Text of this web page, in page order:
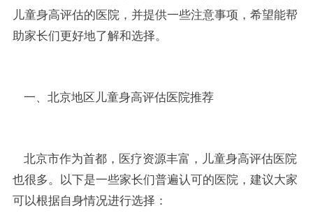
儿童身高评估的医院，并提供一些注意事项，希望能帮
助家长们更好地了解和选择。
一、北京地区儿童身高评估医院推荐
北京市作为首都，医疗资源丰富，儿童身高评估医院
也很多。以下是一些家长们普遍认可的医院，建议大家
可以根据自身情况进行选择：